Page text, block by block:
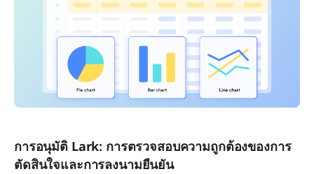
การอนุมัติ Lark: การตรวจสอบความถูกต้องของการ
ตัดสินใจและการลงนามยืนยัน